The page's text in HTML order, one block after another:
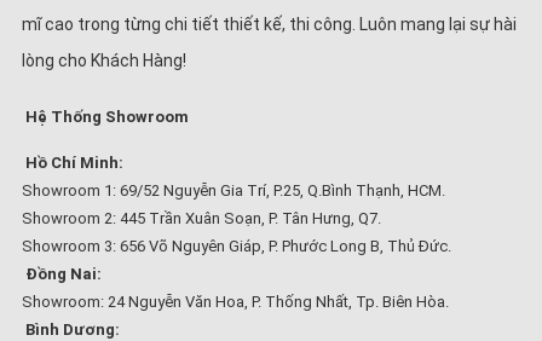
mĩ cao trong từng chi tiết thiết kế, thi công. Luôn mang lại sự hài
lòng cho Khách Hàng!
Hệ Thống Showroom
Hồ Chí Minh:
Showroom 1: 69/52 Nguyễn Gia Trí, P.25, Q.Bình Thạnh, HCM.
Showroom 2: 445 Trần Xuân Soạn, P. Tân Hưng, Q7.
Showroom 3: 656 Võ Nguyên Giáp, P. Phước Long B, Thủ Đức.
Đồng Nai:
Showroom: 24 Nguyễn Văn Hoa, P. Thống Nhất, Tp. Biên Hòa.
Bình Dương: